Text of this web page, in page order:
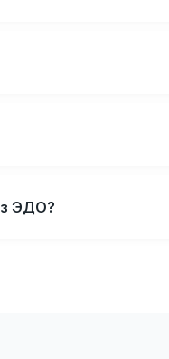
ЭДО?